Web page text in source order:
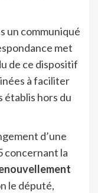
un communiqué
met
de ce dispositif
à faciliter
établis hors du
d’une
concernant la
le député,